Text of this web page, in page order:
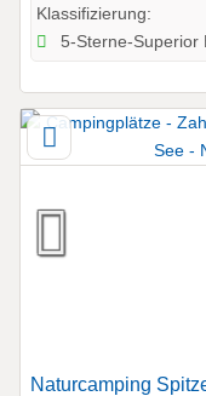
Klassifizierung:
5-Sterne-Superior
Naturcamping